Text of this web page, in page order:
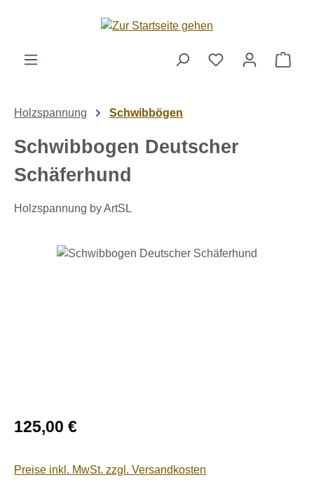
Zum Hauptinhalt springen
Holzspannung Schwibbögen
Schwibbogen Deutscher
Schäferhund
Holzspannung by ArtSL
Bildergalerie überspringen
Regulärer Preis:
125,00 €
Preise inkl. MwSt. zzgl. Versandkosten